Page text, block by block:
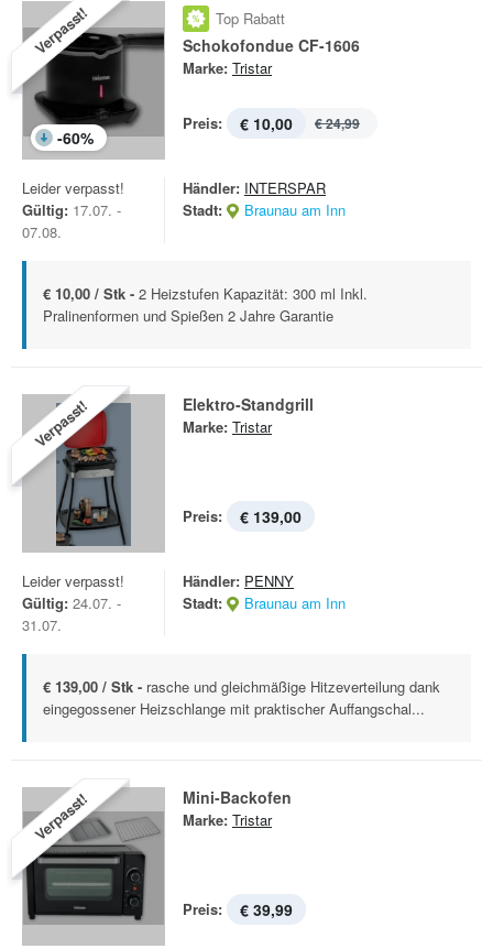
Verpasst!
-60%
Top Rabatt
Schokofondue CF-1606
Marke: Tristar
Preis: € 10,00 € 24,99
Leider verpasst!
Gültig: 17.07. -
07.08.
Händler: INTERSPAR
Stadt:
Braunau am Inn
€ 10,00 / Stk - 2 Heizstufen Kapazität: 300 ml Inkl.
Pralinenformen und Spießen 2 Jahre Garantie
Verpasst! Elektro-Standgrill
Marke: Tristar
Preis: € 139,00
Leider verpasst!
Gültig: 24.07. -
31.07.
Händler: PENNY
Stadt:
Braunau am Inn
€ 139,00 / Stk - rasche und gleichmäßige Hitzeverteilung dank
eingegossener Heizschlange mit praktischer Auffangschal...
Verpasst! Mini-Backofen
Marke: Tristar
Preis: € 39,99